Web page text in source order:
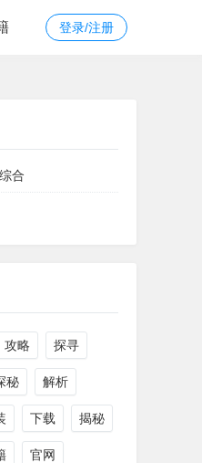
登录/注册
综合
攻略 探寻
秘 解析
下载 揭秘
官网